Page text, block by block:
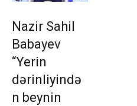
Nazir Sahil
Babayev
“Yerin
dərinliyində
n beynin